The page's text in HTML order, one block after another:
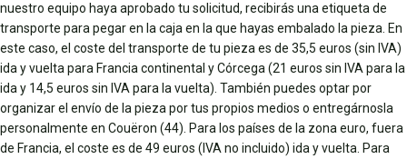
nuestro equipo haya aprobado tu solicitud, recibirás una etiqueta de
transporte para pegar en la caja en la que hayas embalado la pieza. En
este caso, el coste del transporte de tu pieza es de 35,5 euros (sin IVA)
ida y vuelta para Francia continental y Córcega (21 euros sin IVA para la
ida y 14,5 euros sin IVA para la vuelta). También puedes optar por
organizar el envío de la pieza por tus propios medios o entregárnosla
personalmente en Couëron (44). Para los países de la zona euro, fuera
de Francia, el coste es de 49 euros (IVA no incluido) ida y vuelta. Para